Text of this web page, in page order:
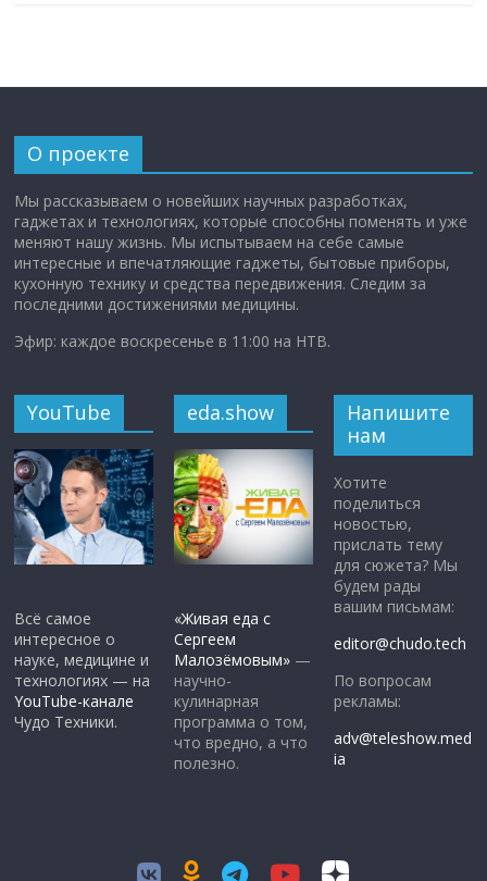
О проекте
Мы рассказываем о новейших научных разработках,
гаджетах и технологиях, которые способны поменять и уже
меняют нашу жизнь. Мы испытываем на себе самые
интересные и впечатляющие гаджеты, бытовые приборы,
кухонную технику и средства передвижения. Следим за
последними достижениями медицины.
Эфир: каждое воскресенье в 11:00 на НТВ.
YouTube
Всё самое
интересное о
науке, медицине и
технологиях — на
YouTube-канале
Чудо Техники.
eda.show
«Живая еда с
Сергеем
Малозёмовым» —
научно-
кулинарная
программа о том,
что вредно, а что
полезно.
Напишите
нам
Хотите
поделиться
новостью,
прислать тему
для сюжета? Мы
будем рады
вашим письмам:
editor@chudo.tech
По вопросам
рекламы:
adv@teleshow.med
ia